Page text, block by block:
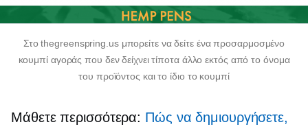
Στο thegreenspring.us μπορείτε να δείτε ένα προσαρμοσμένο
κουμπί αγοράς που δεν δείχνει τίποτα άλλο εκτός από το όνομα
του προϊόντος και το ίδιο το κουμπί
Μάθετε περισσότερα: Πώς να δημιουργήσετε,